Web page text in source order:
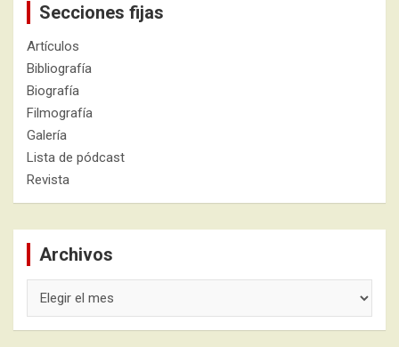
Secciones fijas
Artículos
Bibliografía
Biografía
Filmografía
Galería
Lista de pódcast
Revista
Archivos